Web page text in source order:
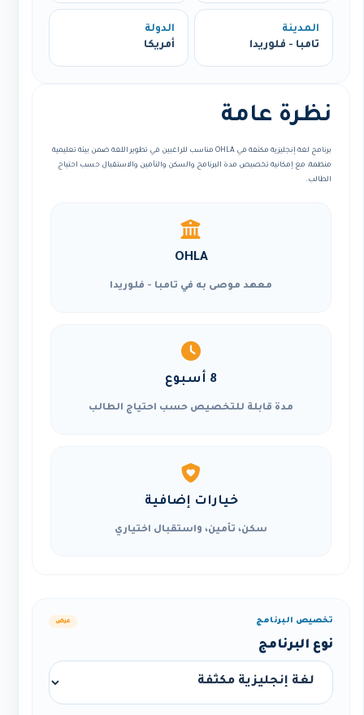
المدينة
تامبا - فلوريدا
الدولة
أمريكا
نظرة عامة
برنامج لغة إنجليزية مكثفة في OHLA مناسب للراغبين في تطوير اللغة ضمن بيئة تعليمية
منظمة، مع إمكانية تخصيص مدة البرنامج والسكن والتأمين والاستقبال حسب احتياج
الطالب.
OHLA
معهد موصى به في تامبا - فلوريدا
8 أسبوع
مدة قابلة للتخصيص حسب احتياج الطالب
خيارات إضافية
سكن، تأمين، واستقبال اختياري
تخصيص البرنامج عرض
نوع البرنامج